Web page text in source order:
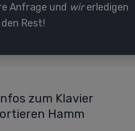
Anfrage und wirerledigen
den Rest!
zum Klavier
Hamm